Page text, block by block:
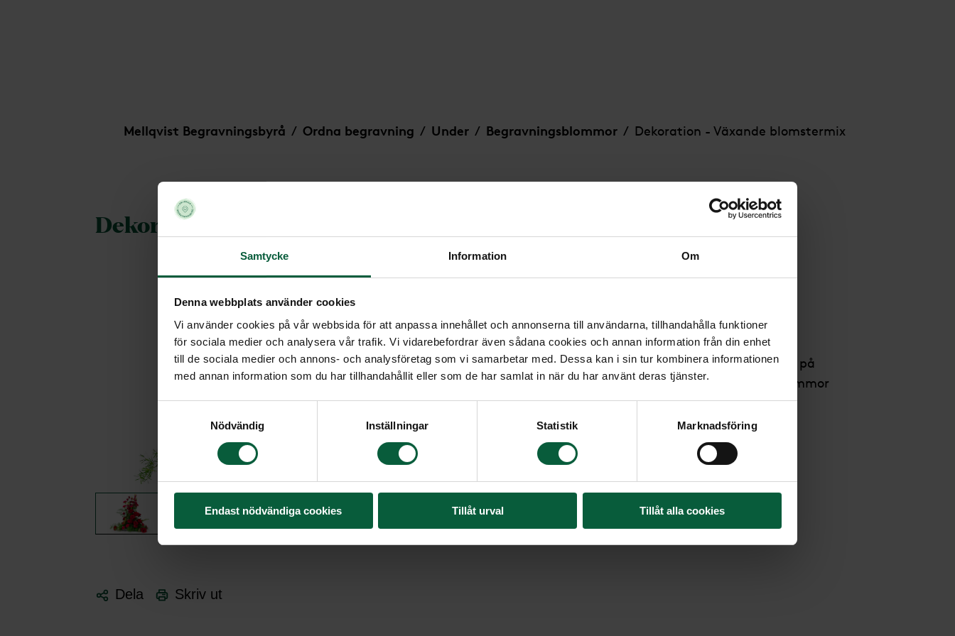
Samtycke Information Om
Denna webbplats använder cookies
Vi använder cookies på vår webbsida för att anpassa innehållet och annonserna till användarna, tillhandahålla funktioner
för sociala medier och analysera vår trafik. Vi vidarebefordrar även sådana cookies och annan information från din enhet
till de sociala medier och annons- och analysföretag som vi samarbetar med. Dessa kan i sin tur kombinera informationen
med annan information som du har tillhandahållit eller som de har samlat in när du har använt deras tjänster.
Nödvändig
Inställningar Statistik Marknadsföring
Endast nödvändiga cookies Tillåt urval Tillåt alla cookies
Mellqvist Begravningsbyrå / Ordna begravning / Under / Begravningsblommor / Dekoration - Växande blomstermix
Dekoration - Växande blomstermix
blomstermix
En klassisk mindre blomsterdekoration som växer på
höjden, bunden av röda rosor och andra röda blommor
tillsammans med frodigt grönt.
Bredd: ca 40 cm
Höjd: ca 60 cm
Dela Skriv ut